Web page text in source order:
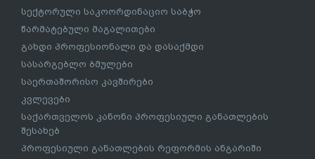
სექტორული საკოორდინაციო საბჭო
წარმატებული მაგალითები
გახდი პროფესიონალი და დასაქმდი
სასარგებლო ბმულები
საერთაშორისო კავშირები
კვლევები
საქართველოს კანონი პროფესიული განათლების
შესახებ
პროფესიული განათლების რეფორმის ანგარიში